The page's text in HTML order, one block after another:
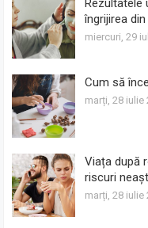
îngrijirea
miercuri, 29
Cum să
marți, 28 iulie
Viața după
riscuri
marți, 28 iulie